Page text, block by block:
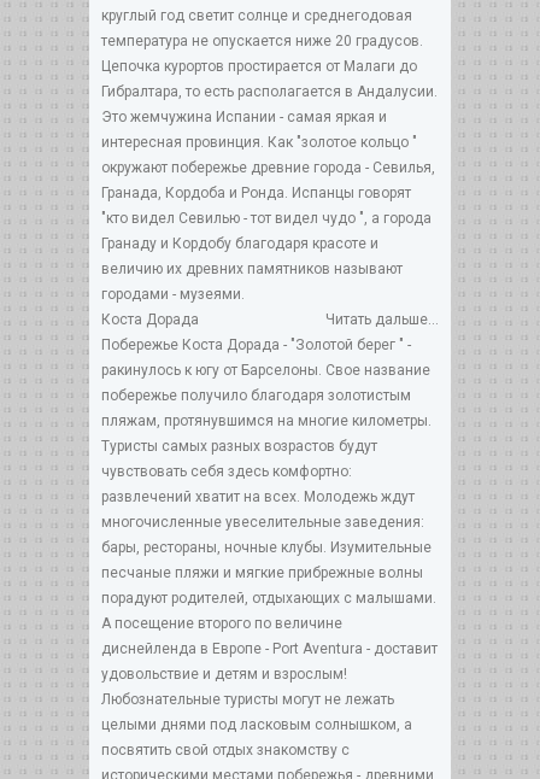
круглый год светит солнце и среднегодовая
температура не опускается ниже 20 градусов.
Цепочка курортов простирается от Малаги до
Гибралтара, то есть располагается в Андалусии.
Это жемчужина Испании - самая яркая и
интересная провинция. Как "золотое кольцо "
окружают побережье древние города - Севилья,
Гранада, Кордоба и Ронда. Испанцы говорят
"кто видел Севилью - тот видел чудо ", а города
Гранаду и Кордобу благодаря красоте и
величию их древних памятников называют
городами - музеями.
Читать дальше...
Коста Дорада
Побережье Коста Дорада - "Золотой берег " -
ракинулось к югу от Барселоны. Свое название
побережье получило благодаря золотистым
пляжам, протянувшимся на многие километры.
Туристы самых разных возрастов будут
чувствовать себя здесь комфортно:
развлечений хватит на всех. Молодежь ждут
многочисленные увеселительные заведения:
бары, рестораны, ночные клубы. Изумительные
песчаные пляжи и мягкие прибрежные волны
порадуют родителей, отдыхающих с малышами.
А посещение второго по величине
диснейленда в Европе - Port Aventura - доставит
удовольствие и детям и взрослым!
Любознательные туристы могут не лежать
целыми днями под ласковым солнышком, а
посвятить свой отдых знакомству с
историческими местами побережья - древними